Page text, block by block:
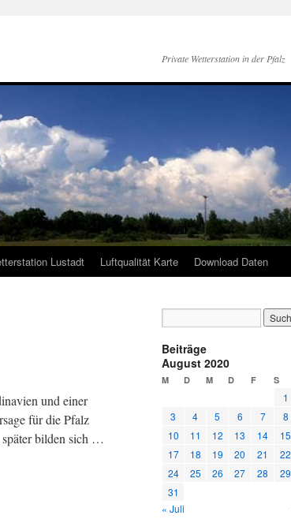
Private Wetterstation in der Pfalz
Lustadt Luftqualität Karte Download Daten
und einer
für die Pfalz
später bilden sich …
Beiträge
August 2020
M D M D F S
1
3
4 5 6 7 8
10
11 12 13 14 15
17
18 19 20 21 22
24
25 26 27 28 29
31
« Juli